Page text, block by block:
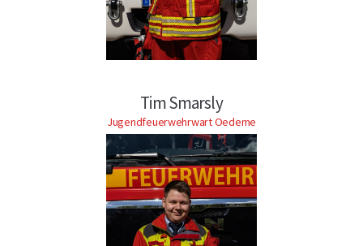
Tim Smarsly
Jugendfeuerwehrwart Oedeme